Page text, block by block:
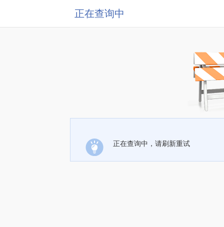
正在查询中
正在查询中，请刷新重试